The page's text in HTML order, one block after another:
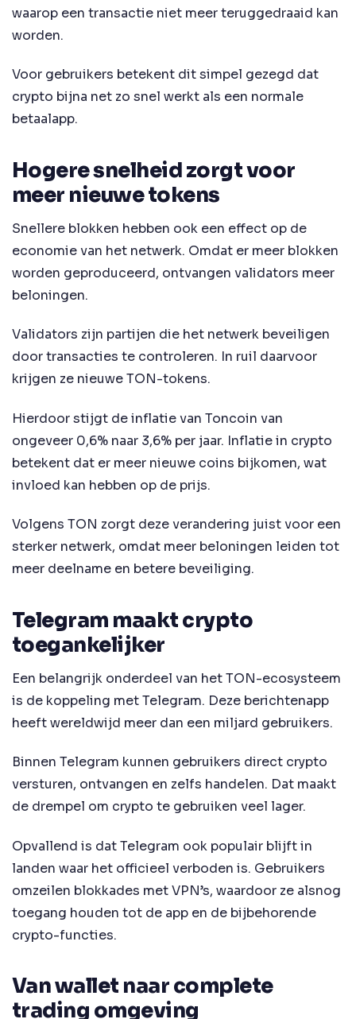
waarop een transactie niet meer teruggedraaid kan
worden.
Voor gebruikers betekent dit simpel gezegd dat
crypto bijna net zo snel werkt als een normale
betaalapp.
Hogere snelheid zorgt voor
meer nieuwe tokens
Snellere blokken hebben ook een effect op de
economie van het netwerk. Omdat er meer blokken
worden geproduceerd, ontvangen validators meer
beloningen.
Validators zijn partijen die het netwerk beveiligen
door transacties te controleren. In ruil daarvoor
krijgen ze nieuwe TON-tokens.
Hierdoor stijgt de inflatie van Toncoin van
ongeveer 0,6% naar 3,6% per jaar. Inflatie in crypto
betekent dat er meer nieuwe coins bijkomen, wat
invloed kan hebben op de prijs.
Volgens TON zorgt deze verandering juist voor een
sterker netwerk, omdat meer beloningen leiden tot
meer deelname en betere beveiliging.
Telegram maakt crypto
toegankelijker
Een belangrijk onderdeel van het TON-ecosysteem
is de koppeling met Telegram. Deze berichtenapp
heeft wereldwijd meer dan een miljard gebruikers.
Binnen Telegram kunnen gebruikers direct crypto
versturen, ontvangen en zelfs handelen. Dat maakt
de drempel om crypto te gebruiken veel lager.
Opvallend is dat Telegram ook populair blijft in
landen waar het officieel verboden is. Gebruikers
omzeilen blokkades met VPN’s, waardoor ze alsnog
toegang houden tot de app en de bijbehorende
crypto-functies.
Van wallet naar complete
trading omgeving